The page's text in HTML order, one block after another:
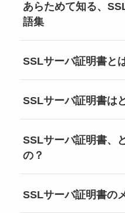
あらためて知る、
語集
SSLサーバ証明書と
SSLサーバ証明書は
SSLサーバ証明書、
の？
SSLサーバ証明書の